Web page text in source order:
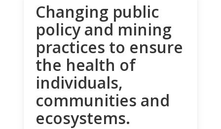
Changing public
policy and mining
practices to ensure
the health of
individuals,
communities and
ecosystems.